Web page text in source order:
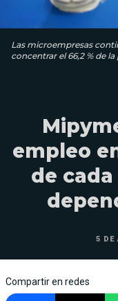
Las microempresas
concentrar el 66,2 % de
empleo
de
5 DE
Compartir en redes